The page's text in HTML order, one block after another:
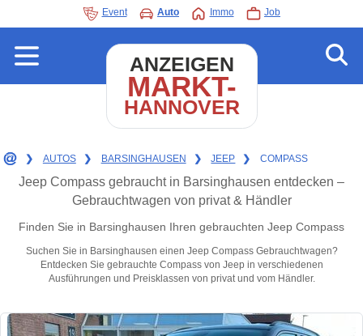
Event Auto Immo Job
ANZEIGEN
MARKT-
HANNOVER
❯ AUTOS ❯ BARSINGHAUSEN ❯ JEEP ❯ COMPASS
Jeep Compass gebraucht in Barsinghausen entdecken –
Gebrauchtwagen von privat & Händler
Finden Sie in Barsinghausen Ihren gebrauchten Jeep Compass
Suchen Sie in Barsinghausen einen Jeep Compass Gebrauchtwagen?
Entdecken Sie gebrauchte Compass von Jeep in verschiedenen
Ausführungen und Preisklassen von privat und vom Händler.